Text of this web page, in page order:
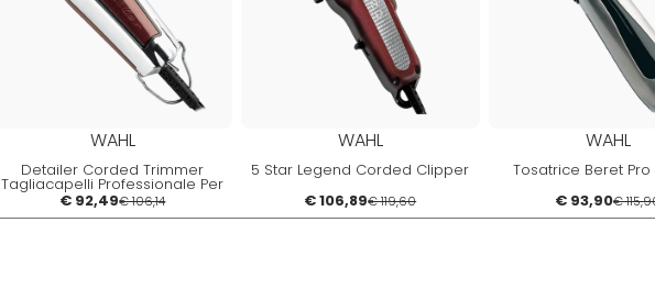
WAHL
Detailer Corded Trimmer
Tagliacapelli Professionale Per
Barba e Capelli
€ 92,49€ 106,14
WAHL
5 Star Legend Corded Clipper
€ 106,89€ 119,60
WAHL
Tosatrice Beret Pro
€ 93,90€